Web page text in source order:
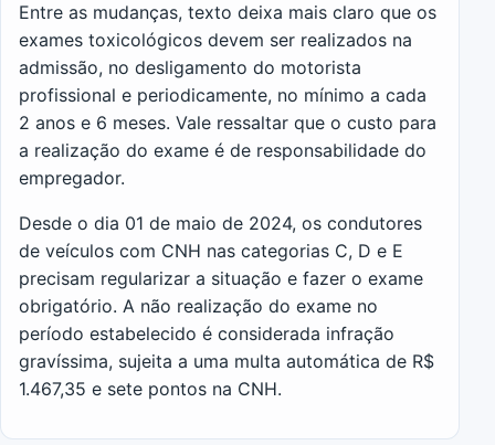
Entre as mudanças, texto deixa mais claro que os
exames toxicológicos devem ser realizados na
admissão, no desligamento do motorista
profissional e periodicamente, no mínimo a cada
2 anos e 6 meses. Vale ressaltar que o custo para
a realização do exame é de responsabilidade do
empregador.
Desde o dia 01 de maio de 2024, os condutores
de veículos com CNH nas categorias C, D e E
precisam regularizar a situação e fazer o exame
obrigatório. A não realização do exame no
período estabelecido é considerada infração
gravíssima, sujeita a uma multa automática de R$
1.467,35 e sete pontos na CNH.